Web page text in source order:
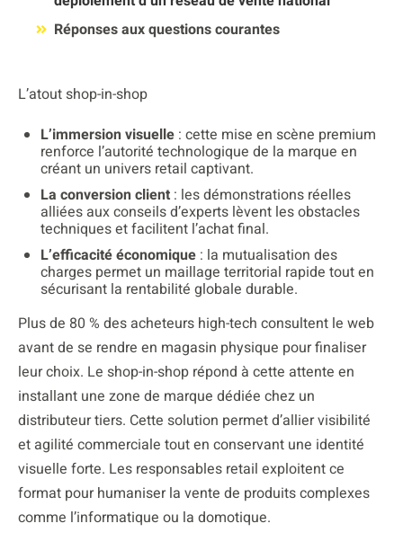
Réponses aux questions courantes
L’atout shop-in-shop
L’immersion visuelle : cette mise en scène premium
renforce l’autorité technologique de la marque en
créant un univers retail captivant.
La conversion client : les démonstrations réelles
alliées aux conseils d’experts lèvent les obstacles
techniques et facilitent l’achat final.
L’efficacité économique : la mutualisation des
charges permet un maillage territorial rapide tout en
sécurisant la rentabilité globale durable.
Plus de 80 % des acheteurs high-tech consultent le web
avant de se rendre en magasin physique pour finaliser
leur choix. Le shop-in-shop répond à cette attente en
installant une zone de marque dédiée chez un
distributeur tiers. Cette solution permet d’allier visibilité
et agilité commerciale tout en conservant une identité
visuelle forte. Les responsables retail exploitent ce
format pour humaniser la vente de produits complexes
comme l’informatique ou la domotique.